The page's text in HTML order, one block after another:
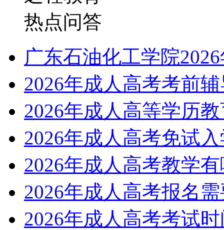
热点问答
广东石油化工学院
2026年成人高考考前
2026年成人高等学历
2026年成人高考免试
2026年成人高考教学
2026年成人高考报名
2026年成人高考考试